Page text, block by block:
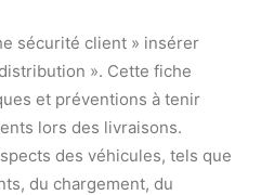
sécurité client » insérer
». Cette fiche
et préventions à tenir
lors des livraisons.
des véhicules, tels que
du chargement, du